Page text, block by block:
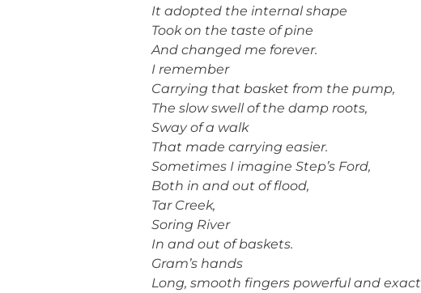
It adopted the internal shape
Took on the taste of pine
And changed me forever.
I remember
Carrying that basket from the pump,
The slow swell of the damp roots,
Sway of a walk
That made carrying easier.
Sometimes I imagine Step’s Ford,
Both in and out of flood,
Tar Creek,
Soring River
In and out of baskets.
Gram’s hands
Long, smooth fingers powerful and exact